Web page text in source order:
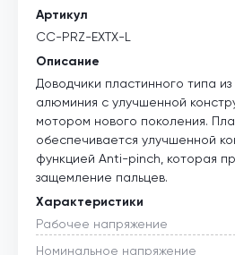
Артикул
CC-PRZ-EXTX-L
Описание
Доводчики пластинного типа
алюминия с улучшенной
мотором нового поколения.
обеспечивается улучшенной
функцией Anti-pinch, которая
защемление пальцев.
Характеристики
Рабочее напряжение
Номинальное напряжение